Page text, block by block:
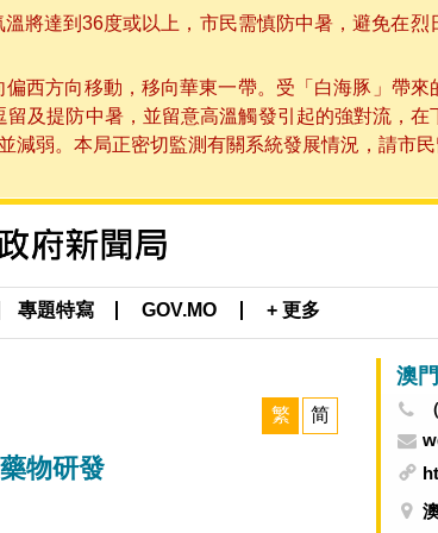
將達到36度或以上，市民需慎防中暑，避免在
西方向移動，移向華東一帶。受「白海豚」帶
及提防中暑，並留意高溫觸發引起的強對流，在
減弱。本局正密切監測有關系統發展情況，請市
專題特寫 GOV.MO + 更多
繁 简
物研發
澳